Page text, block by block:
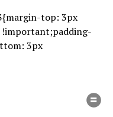
top: 3px
3px